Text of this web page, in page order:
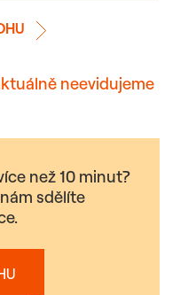
neevidujeme
než 10 minut?
sdělíte